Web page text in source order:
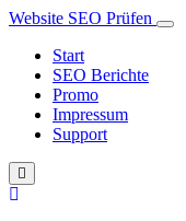
Website SEO Prüfen
Start
SEO Berichte
Promo
Impressum
Support